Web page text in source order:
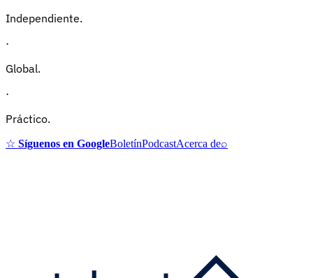
Independiente.
·
Global.
·
Práctico.
☆ Síguenos en GoogleBoletínPodcastAcerca de⌕